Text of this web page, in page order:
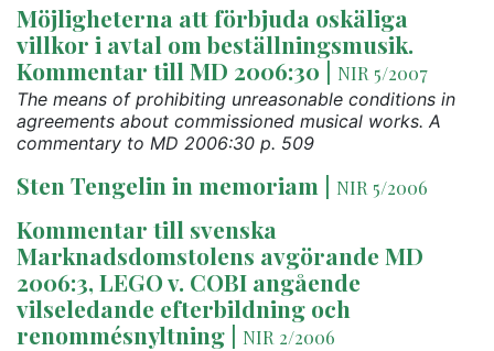
Möjligheterna att förbjuda oskäliga
villkor i avtal om beställningsmusik.
Kommentar till MD 2006:30 | NIR 5/2007
The means of prohibiting unreasonable conditions in
agreements about commissioned musical works. A
commentary to MD 2006:30 p. 509
Sten Tengelin in memoriam | NIR 5/2006
Kommentar till svenska
Marknadsdomstolens avgörande MD
2006:3, LEGO v. COBI angående
vilseledande efterbildning och
renommésnyltning | NIR 2/2006